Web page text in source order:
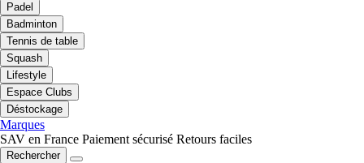
Padel
Badminton
Tennis de table
Squash
Lifestyle
Espace Clubs
Déstockage
Marques
SAV en France Paiement sécurisé Retours faciles
Rechercher